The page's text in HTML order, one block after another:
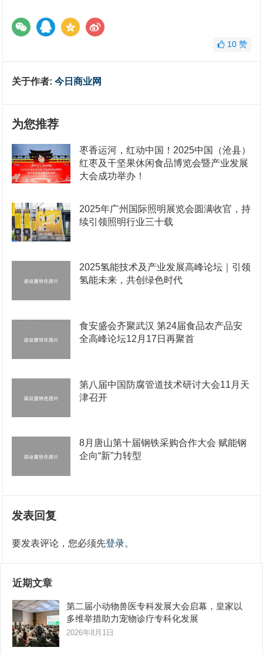
10 赞
关于作者:今日商业网
为您推荐
枣香运河，红动中国！2025中国（沧县）
红枣及干坚果休闲食品博览会暨产业发展
大会成功举办！
2025年广州国际照明展览会圆满收官，持
续引领照明行业三十载
2025氢能技术及产业发展高峰论坛｜引领
氢能未来，共创绿色时代
食安盛会齐聚武汉 第24届食品农产品安
全高峰论坛12月17日再聚首
第八届中国防腐管道技术研讨大会11月天
津召开
8月唐山第十届钢铁采购合作大会 赋能钢
企向“新”力转型
发表回复
要发表评论，您必须先登录。
近期文章
第二届小动物兽医专科发展大会启幕，皇家以
多维举措助力宠物诊疗专科化发展
2026年8月1日